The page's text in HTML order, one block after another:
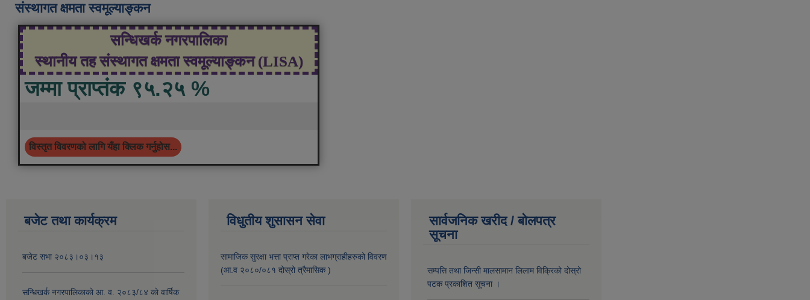
संस्थागत क्षमता स्वमूल्याङ्कन
सन्धिखर्क नगरपालिका
स्थानीय तह संस्थागत क्षमता स्वमूल्याङ्कन (LISA)
जम्मा प्राप्तंक ९५.२५ %
विस्तृत विवरणको लागि यँहा क्लिक गर्नुहोस...
बजेट तथा कार्यक्रम
बजेट सभा २०८३।०३।१३
सन्धिखर्क नगरपालिकाको आ. व. २०८३/८४ काे वार्षिक
विधुतीय शुसासन सेवा
सामाजिक सुरक्षा भत्ता प्राप्त गरेका लाभग्राहीहरुको विवरण
(आ.व २०८०/०८१ दोस्रो त्रैमासिक )
सार्वजनिक खरीद / बोलपत्र
सूचना
सम्पत्ति तथा जिन्सी मालसामान लिलाम विक्रिको दोस्रो
पटक प्रकाशित सूचना ।